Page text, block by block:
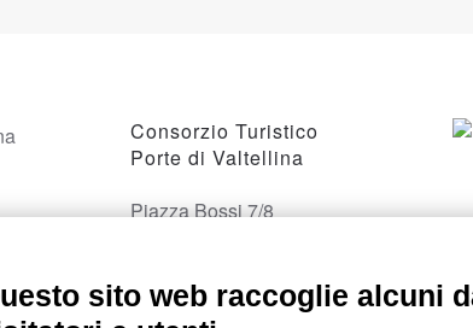
Consorzio Turistico
Porte di Valtellina
Piazza Bossi 7/8
sito web raccoglie alcuni